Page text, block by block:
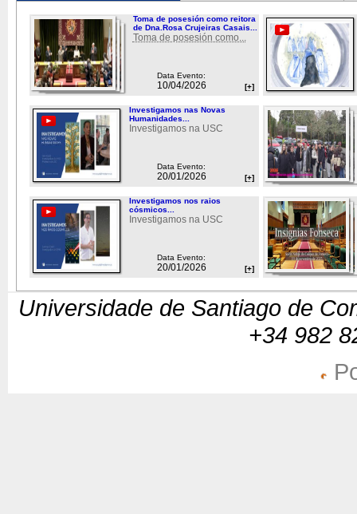
Toma de posesión como reitora
de Dna.Rosa Crujeiras Casais...
Toma de posesión como...
Data Evento:
10/04/2026 [+]
Investigamos nas Novas
Humanidades...
Investigamos na USC
Data Evento:
20/01/2026 [+]
Investigamos nos raios
cósmicos...
Investigamos na USC
Data Evento:
20/01/2026 [+]
Universidade de Santiago de
+34 982